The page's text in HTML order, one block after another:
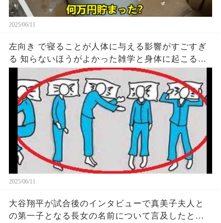
2025/06/11
左向き で寝ることが人体に与える影響がすごすぎ
る 知らないほうがよかった雑学と身体に起こる現
象がヤバい… 驚くべき 大人の 面白いけど知ると後
悔
2025/06/11
大谷翔平が試合後のインタビューで真美子夫人と
の第一子となる長女の名前について言及したと話